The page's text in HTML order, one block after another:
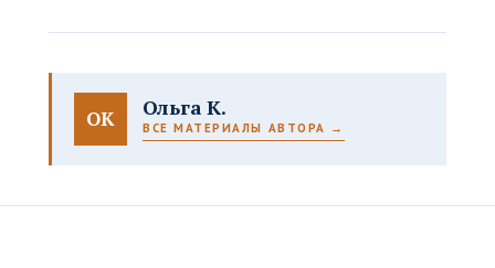
ОК Ольга К.
ВСЕ МАТЕРИАЛЫ АВТОРА →